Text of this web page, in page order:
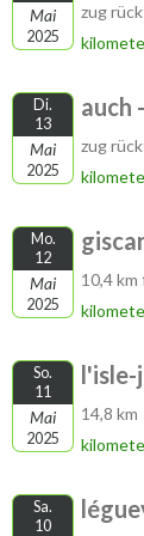
Mai
2025
zug
Di.
13
Mai
2025
auch
zug
Mo.
12
Mai
2025
10,4 km
So.
11
Mai
2025
l'isle-
14,8 km
Sa.
10